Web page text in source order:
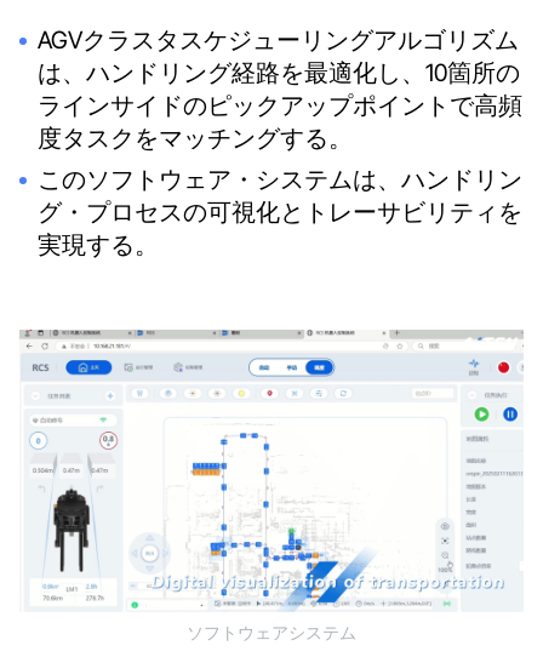
AGVクラスタスケジューリングアルゴリズム
は、ハンドリング経路を最適化し、10箇所の
ラインサイドのピックアップポイントで高頻
度タスクをマッチングする。
このソフトウェア・システムは、ハンドリン
グ・プロセスの可視化とトレーサビリティを
実現する。
ソフトウェアシステム